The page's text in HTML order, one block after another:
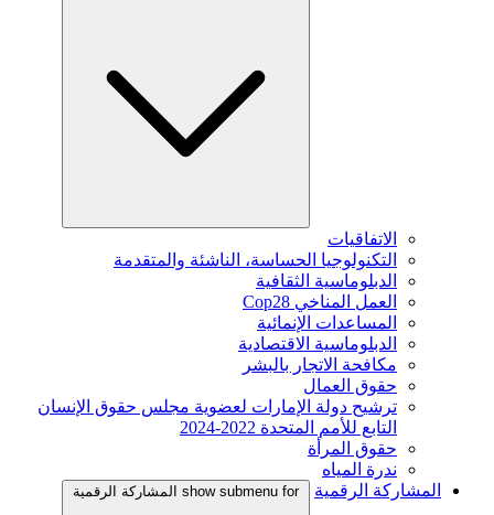
الاتفاقيات
التكنولوجيا الحساسة، الناشئة والمتقدمة
الدبلوماسية الثقافية
العمل المناخي Cop28
المساعدات الإنمائية
الدبلوماسية الاقتصادية
مكافحة الاتجار بالبشر
حقوق العمال
ترشيح دولة الإمارات لعضوية مجلس حقوق الإنسان
التابع للأمم المتحدة 2022-2024
حقوق المرأة
ندرة المياه
المشاركة الرقمية
show submenu for المشاركة الرقمية